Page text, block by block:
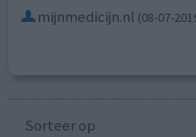
mijnmedicijn.nl (08-07-
Sorteer op